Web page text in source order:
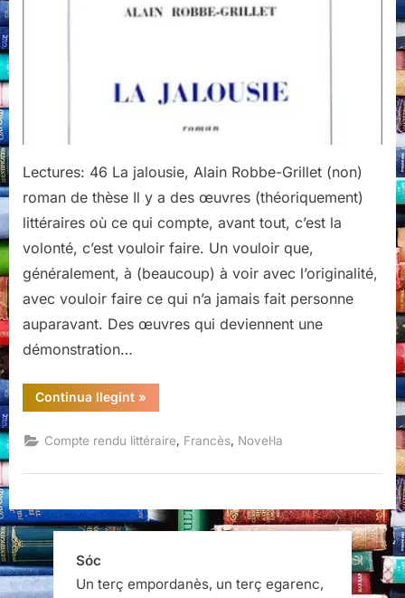
Grillet
Lectures: 46 La jalousie, Alain Robbe-Grillet (non)
roman de thèse Il y a des œuvres (théoriquement)
littéraires où ce qui compte, avant tout, c’est la
volonté, c’est vouloir faire. Un vouloir que,
généralement, à (beaucoup) à voir avec l’originalité,
avec vouloir faire ce qui n’a jamais fait personne
auparavant. Des œuvres qui deviennent une
démonstration…
Continua llegint“La
jalousie,
Robbe-
Grillet”
»
Compte rendu littéraire, Francès, Novel·la
Sóc
Un terç empordanès, un terç egarenc,